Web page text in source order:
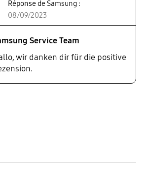
Réponse de Samsung :
08/09/2023
Service Team
wir danken dir für die positive